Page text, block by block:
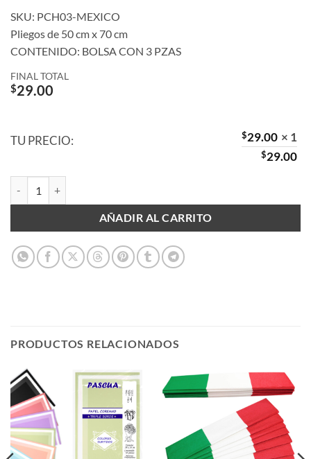
SKU: PCH03-MEXICO
Pliegos de 50 cm x 70 cm
CONTENIDO: BOLSA CON 3 PZAS
FINAL TOTAL
$29.00
TU PRECIO: $29.00 × 1
$29.00
AÑADIR AL CARRITO
PRODUCTOS RELACIONADOS